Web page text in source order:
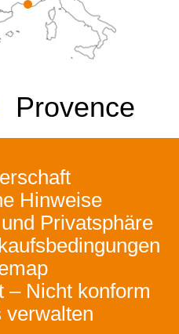
Provence
Hinweise
Privatsphäre
– Nicht konform
verwalten